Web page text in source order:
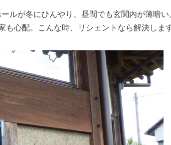
ルが冬にひんやり、昼間でも玄関内が薄暗
心配。こんな時、リシェントなら解決します